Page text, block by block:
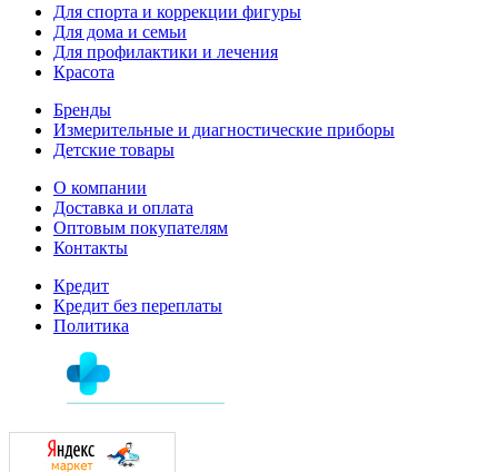
Для спорта и коррекции фигуры
Для дома и семьи
Для профилактики и лечения
Красота
Бренды
Измерительные и диагностические приборы
Детские товары
О компании
Доставка и оплата
Оптовым покупателям
Контакты
Кредит
Кредит без переплаты
Политика